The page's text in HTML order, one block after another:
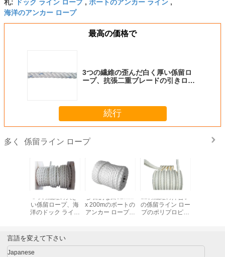
札: , ,
海洋のアンカー ロープ
最高の価格で
3つの繊維の歪んだ白く厚い係留ロ
ープ、抗張二重ブレードの引きロー
続行
多く 係留ライン ロープ
た
8つの繊維の大き
い係留ロープ、海
洋のドック ライン
多目的な白52mm
x 200mのボートの
アンカー ロープの
12の繊維の沖合い
の係留ライン ロー
プのポリプロピレ
言語を変えて下さい
Japanese